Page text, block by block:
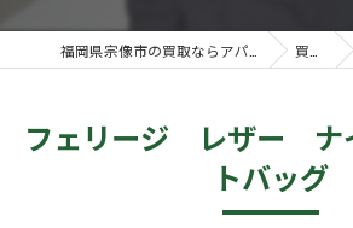
買取実績
フェリージ レザー
トバッグ